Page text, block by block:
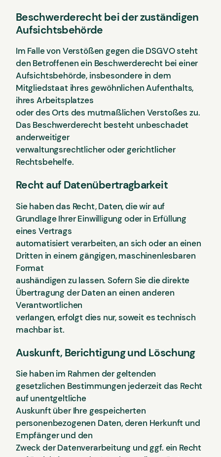
Beschwerderecht bei der zuständigen
Aufsichtsbehörde
Im Falle von Verstößen gegen die DSGVO steht
den Betroffenen ein Beschwerderecht bei einer
Aufsichtsbehörde, insbesondere in dem
Mitgliedstaat ihres gewöhnlichen Aufenthalts,
ihres Arbeitsplatzes
oder des Orts des mutmaßlichen Verstoßes zu.
Das Beschwerderecht besteht unbeschadet
anderweitiger
verwaltungsrechtlicher oder gerichtlicher
Rechtsbehelfe.
Recht auf Datenübertragbarkeit
Sie haben das Recht, Daten, die wir auf
Grundlage Ihrer Einwilligung oder in Erfüllung
eines Vertrags
automatisiert verarbeiten, an sich oder an einen
Dritten in einem gängigen, maschinenlesbaren
Format
aushändigen zu lassen. Sofern Sie die direkte
Übertragung der Daten an einen anderen
Verantwortlichen
verlangen, erfolgt dies nur, soweit es technisch
machbar ist.
Auskunft, Berichtigung und Löschung
Sie haben im Rahmen der geltenden
gesetzlichen Bestimmungen jederzeit das Recht
auf unentgeltliche
Auskunft über Ihre gespeicherten
personenbezogenen Daten, deren Herkunft und
Empfänger und den
Zweck der Datenverarbeitung und ggf. ein Recht